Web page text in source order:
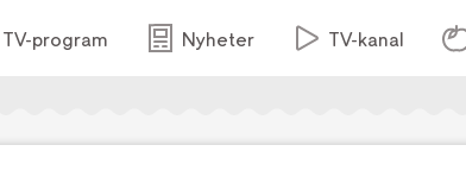
TV-program Nyheter TV-kanal